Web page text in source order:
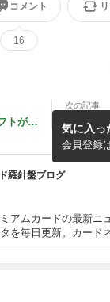
コメント
16
トが届
次の記事
羅針盤ブログ
アムカードの最新ニ
を毎日更新。カード
ためながら、著者が
気に入っ
会員登録